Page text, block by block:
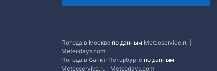
Погода в Москве по данным Meteoservice.ru
Meteodays.com
Погода в Санкт-Петербурге по данным
Meteoservice.ru
Meteodays.com